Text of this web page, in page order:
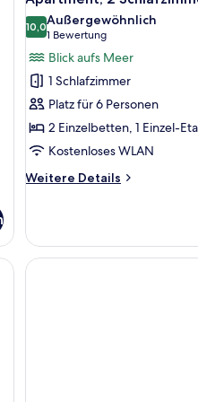
Dorm)
anzeigen
Bed
in
a
4-
Dorm)
Fotos
für
Apartment,
2 Schlafzimmer
anzeigen
10,010,0 von 10
Außergewöhnlich
1 Bewertung
(1
Bewertung)
Blick aufs Meer
1 Schlafzimmer
Platz für 6 Personen
2 Einzelbetten, 1 Einzel-
Kostenloses WLAN
Weitere Details
Weitere
2 Schlafzimmer